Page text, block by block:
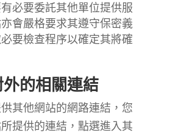
必要委託其他單位提供服
會嚴格要求其遵守保密義
要檢查程序以確定其將確
的相關連結
其他網站的網路連結，您
提供的連結，點選進入其